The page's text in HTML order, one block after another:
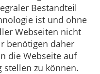
Bestandteil
ist und ohne
Webseiten nicht
benötigen daher
die Webseite auf
stellen zu können.